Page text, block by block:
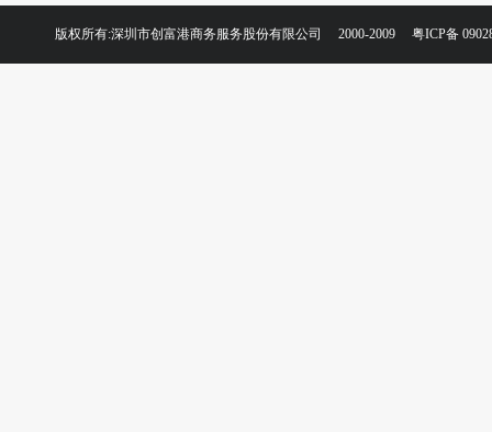
版权所有:深圳市创富港商务服务股份有限公司 2000-2009 粤ICP备